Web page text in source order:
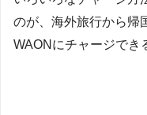
のが、海外旅行から帰
WAONにチャージでき